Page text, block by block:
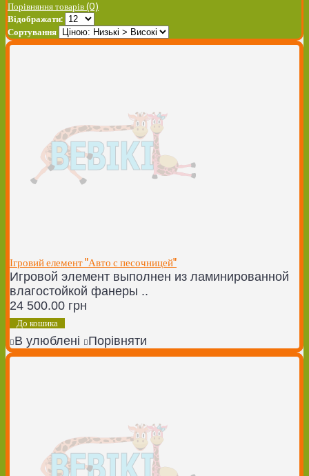
Порівняння товарів (0)
Відображати:
Сортування
Ігровий елемент "Авто с песочницей"
Игровой элемент выполнен из ламинированной
влагостойкой фанеры ..
24 500.00 грн
До кошика
В улюблені Порівняти